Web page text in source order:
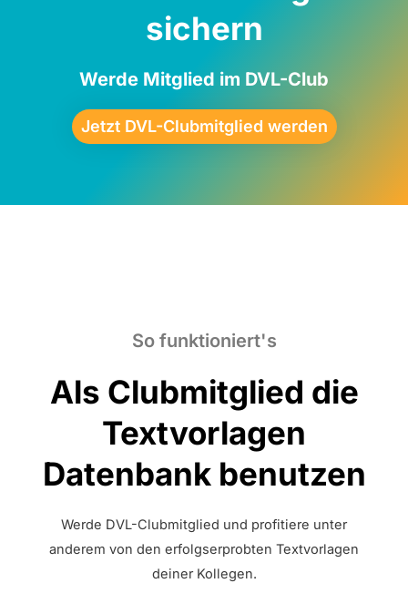
sichern
Werde Mitglied im DVL-Club
Jetzt DVL-Clubmitglied werden
So funktioniert's
Als Club­­mitglied die
Text­vorlagen
Datenbank benutzen
Werde DVL-Clubmitglied und profitiere unter
anderem von den erfolgserprobten Textvorlagen
deiner Kollegen.